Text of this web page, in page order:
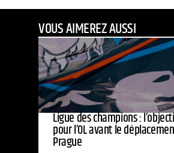
VOUS AIMEREZ AUSSI
Ligue des champions :
pour l’OL avant le
Prague